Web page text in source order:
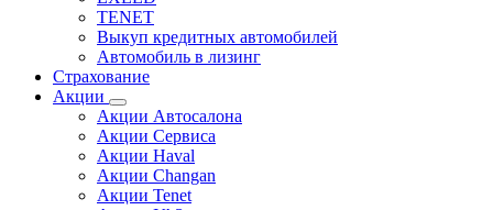
TENET
Выкуп кредитных автомобилей
Автомобиль в лизинг
Страхование
Акции
Акции Автосалона
Акции Сервиса
Акции Haval
Акции Changan
Акции Tenet